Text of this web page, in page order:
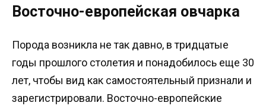
Восточно-европейская овчарка
Порода возникла не так давно, в тридцатые
годы прошлого столетия и понадобилось еще 30
лет, чтобы вид как самостоятельный признали и
зарегистрировали. Восточно-европейские